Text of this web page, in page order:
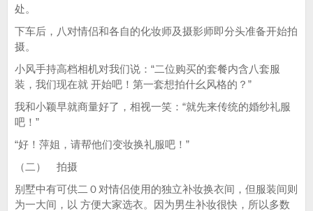
处。
下车后，八对情侣和各自的化妆师及摄影师即分头准备开始拍
摄。
小风手持高档相机对我们说：“二位购买的套餐内含八套服
装，我们现在就 开始吧！第一套想拍什幺风格的？”
我和小颖早就商量好了，相视一笑：“就先来传统的婚纱礼服
吧！”
“好！萍姐，请帮他们变妆换礼服吧！”
（二） 拍摄
别墅中有可供二０对情侣使用的独立补妆换衣间，但服装间则
为一大间，以 方便大家选衣。因为男生补妆很快，所以多数